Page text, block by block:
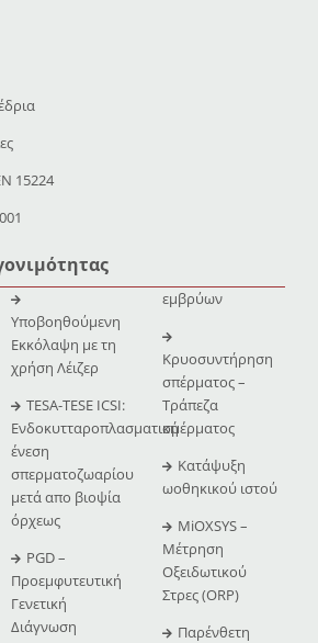
15224
Υποβοηθούμενη
Εκκόλαψη με τη
χρήση Λέιζερ
TESA-TESE ICSI:
Ενδοκυτταροπλασματική
ένεση
σπερματοζωαρίου
μετά απο βιοψία
όρχεως
PGD –
Προεμφυτευτική
Γενετική
Διάγνωση
εμβρύων
Κρυοσυντήρηση
σπέρματος –
Τράπεζα
σμέρματος
Κατάψυξη
ωοθηκικού ιστού
MiOXSYS –
Μέτρηση
Οξειδωτικού
Στρες (ORP)
Παρένθετη